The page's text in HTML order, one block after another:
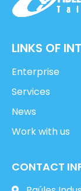
LINKS OF
Enterprise
Services
News
Work with us
CONTACT